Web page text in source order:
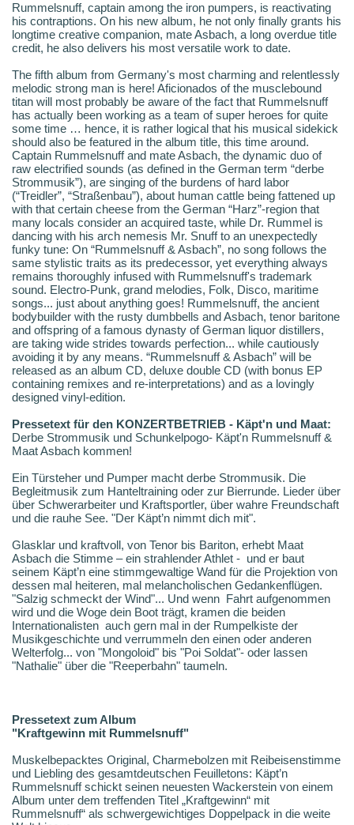
Rummelsnuff, captain among the iron pumpers, is reactivating
his contraptions. On his new album, he not only finally grants his
longtime creative companion, mate Asbach, a long overdue title
credit, he also delivers his most versatile work to date.
The fifth album from Germany's most charming and relentlessly
melodic strong man is here! Aficionados of the musclebound
titan will most probably be aware of the fact that Rummelsnuff
has actually been working as a team of super heroes for quite
some time … hence, it is rather logical that his musical sidekick
should also be featured in the album title, this time around.
Captain Rummelsnuff and mate Asbach, the dynamic duo of
raw electrified sounds (as defined in the German term “derbe
Strommusik”), are singing of the burdens of hard labor
(“Treidler”, “Straßenbau”), about human cattle being fattened up
with that certain cheese from the German “Harz”-region that
many locals consider an acquired taste, while Dr. Rummel is
dancing with his arch nemesis Mr. Snuff to an unexpectedly
funky tune: On “Rummelsnuff & Asbach”, no song follows the
same stylistic traits as its predecessor, yet everything always
remains thoroughly infused with Rummelsnuff's trademark
sound. Electro-Punk, grand melodies, Folk, Disco, maritime
songs... just about anything goes! Rummelsnuff, the ancient
bodybuilder with the rusty dumbbells and Asbach, tenor baritone
and offspring of a famous dynasty of German liquor distillers,
are taking wide strides towards perfection... while cautiously
avoiding it by any means. “Rummelsnuff & Asbach” will be
released as an album CD, deluxe double CD (with bonus EP
containing remixes and re-interpretations) and as a lovingly
designed vinyl-edition.
Pressetext für den KONZERTBETRIEB - Käpt'n und Maat:
Derbe Strommusik und Schunkelpogo- Käpt'n Rummelsnuff &
Maat Asbach kommen!
Ein Türsteher und Pumper macht derbe Strommusik. Die
Begleitmusik zum Hanteltraining oder zur Bierrunde. Lieder über
über Schwerarbeiter und Kraftsportler, über wahre Freundschaft
und die rauhe See. "Der Käpt’n nimmt dich mit".
Glasklar und kraftvoll, von Tenor bis Bariton, erhebt Maat
Asbach die Stimme – ein strahlender Athlet - und er baut
seinem Käpt’n eine stimmgewaltige Wand für die Projektion von
dessen mal heiteren, mal melancholischen Gedankenflügen.
"Salzig schmeckt der Wind"... Und wenn Fahrt aufgenommen
wird und die Woge dein Boot trägt, kramen die beiden
Internationalisten auch gern mal in der Rumpelkiste der
Musikgeschichte und verrummeln den einen oder anderen
Welterfolg... von "Mongoloid" bis "Poi Soldat"- oder lassen
"Nathalie" über die "Reeperbahn" taumeln.
Pressetext zum Album
"Kraftgewinn mit Rummelsnuff"
Muskelbepacktes Original, Charmebolzen mit Reibeisenstimme
und Liebling des gesamtdeutschen Feuilletons: Käpt’n
Rummelsnuff schickt seinen neuesten Wackerstein von einem
Album unter dem treffenden Titel „Kraftgewinn“ mit
Rummelsnuff“ als schwergewichtiges Doppelpack in die weite